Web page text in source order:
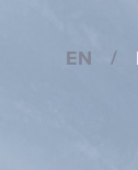
EN /